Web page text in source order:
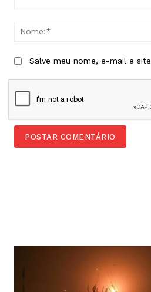
Salve meu nome, e-mail e